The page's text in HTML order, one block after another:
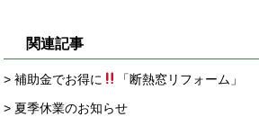
関連記事
> 補助金でお得に
「断熱窓リフォーム」
> 夏季休業のお知らせ